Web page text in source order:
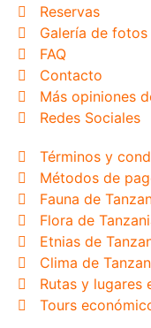
Reservas
Galería de fotos
FAQ
Contacto
Más opiniones
Redes Sociales
Términos y
Métodos de
Fauna de
Flora de
Etnias de
Clima de
Rutas y lugares
Tours